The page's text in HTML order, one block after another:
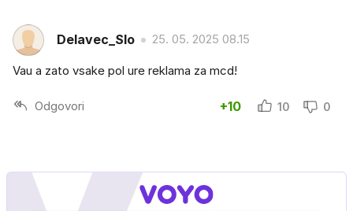
Delavec_Slo 25. 05. 2025 08.15
Vau a zato vsake pol ure reklama za mcd!
Odgovori +10 10 0